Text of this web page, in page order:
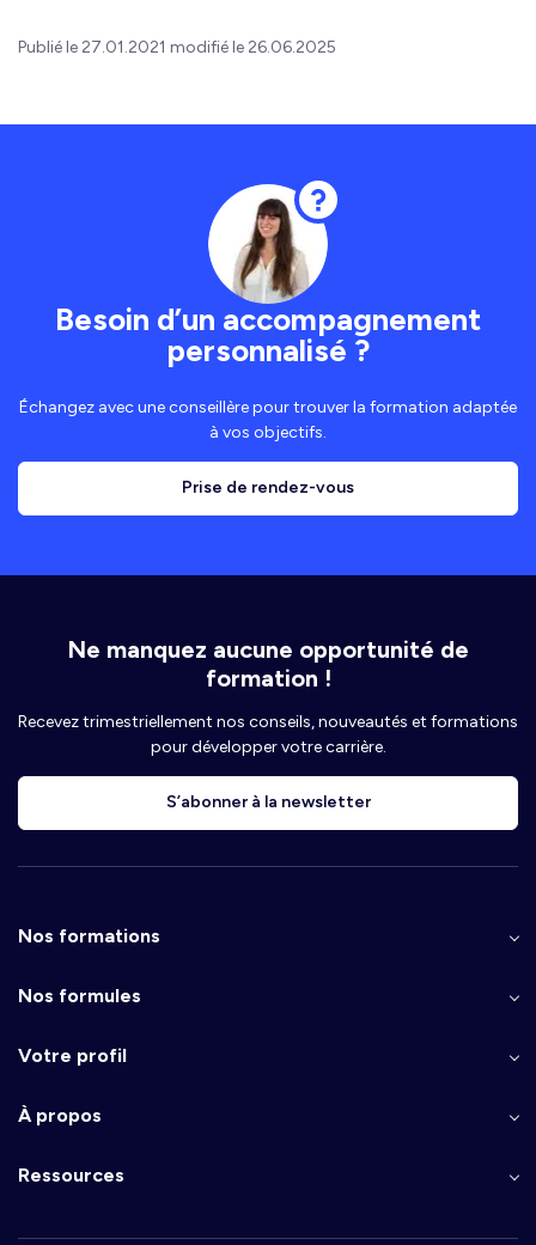
Publié le 27.01.2021 modifié le 26.06.2025
Besoin d’un accompagnement
personnalisé ?
Échangez avec une conseillère pour trouver la formation adaptée
à vos objectifs.
Prise de rendez-vous
Ne manquez aucune opportunité de
formation !
Recevez trimestriellement nos conseils, nouveautés et formations
pour développer votre carrière.
S’abonner à la newsletter
Nos formations
Nos formules
Votre profil
À propos
Ressources